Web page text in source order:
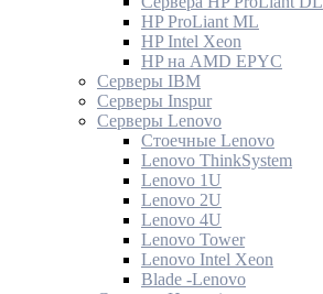
HP ProLiant ML
HP Intel Xeon
HP на AMD EPYC
Серверы IBM
Серверы Inspur
Серверы Lenovo
Стоечные Lenovo
Lenovo ThinkSystem
Lenovo 1U
Lenovo 2U
Lenovo 4U
Lenovo Tower
Lenovo Intel Xeon
Blade -Lenovo